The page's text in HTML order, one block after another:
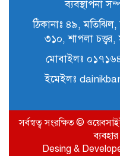
পণ্য
নেই
ব্যবস্থাপনা
ঠিকানাঃ ৪৯,
৩১০, শাপলা
মোবাইলঃ
ইমেইলঃ
সর্বস্বত্ব সংরক্ষিত ©
Desing &